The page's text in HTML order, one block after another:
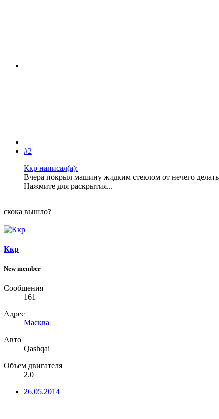
#2
Ккр написал(а):
Вчера покрыл машину жидким стеклом от нечего делать
Нажмите для раскрытия...
скока вышло?
Ккр
New member
Сообщения
161
Адрес
Масква
Авто
Qashqai
Объем двигателя
2.0
26.05.2014